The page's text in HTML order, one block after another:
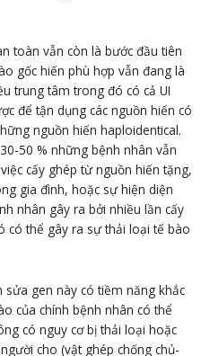
toàn vẫn còn là bước đầu tiên
gốc hiến phù hợp vẫn đang là
trung tâm trong đó có cả UI
để tận dụng các nguồn hiến có
nguồn hiến haploidentical.
50 % những bệnh nhân vẫn
cấy ghép từ nguồn hiến tặng,
gia đình, hoặc sự hiện diện
nhân gây ra bởi nhiều lần cấy
có thể gây ra sự thải loại tế bào
sửa gen này có tiềm năng khắc
của chính bệnh nhân có thể
có nguy cơ bị thải loại hoặc
cho (vật ghép chống chủ-